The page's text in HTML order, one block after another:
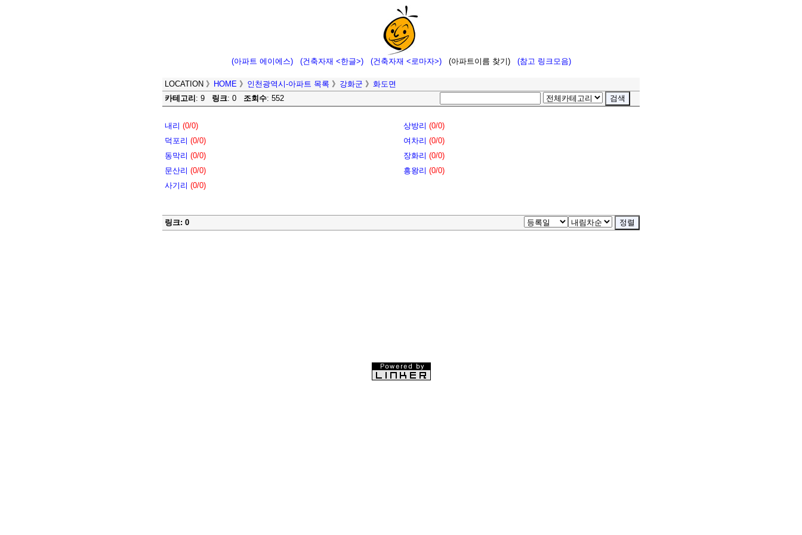
(아파트 에이에스) (건축자재 <한글>) (건축자재 <로마자>) (아파트이름 찾기) (참고 링크모음)
LOCATION 》 HOME 》 인천광역시-아파트 목록 》 강화군 》 화도면
카테고리 : 9 링크: 0 조회수: 552
내리 (0/0)
덕포리 (0/0)
동막리 (0/0)
문산리 (0/0)
사기리 (0/0)
상방리 (0/0)
여차리 (0/0)
장화리 (0/0)
흥왕리 (0/0)
링크: 0